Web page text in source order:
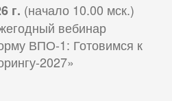
г. (начало 10.00 мск.)
вебинар
ВПО-1: Готовимся к
2027»